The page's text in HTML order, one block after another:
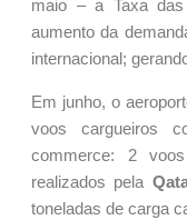
maio – a Taxa
aumento da
internacional;
Em junho, o
voos cargueiros
commerce: 2
realizados pela
toneladas de carga